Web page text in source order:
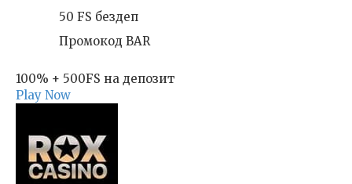
50 FS бездеп
Промокод BAR
100% + 500FS на депозит
Play Now